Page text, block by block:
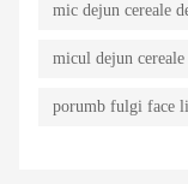
mic dejun cereale
micul dejun
porumb fulgi face